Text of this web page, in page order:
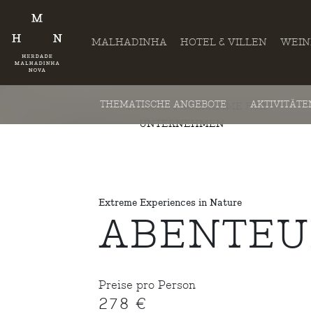
MALHADINHA HOTEL & VILLEN
THEMATISCHE ANGEBOTE
ZURÜCK PROGRAMME FÜR
UNTERNEHMEN
Extreme Experiences in Nature
Preise pro Person
278 €